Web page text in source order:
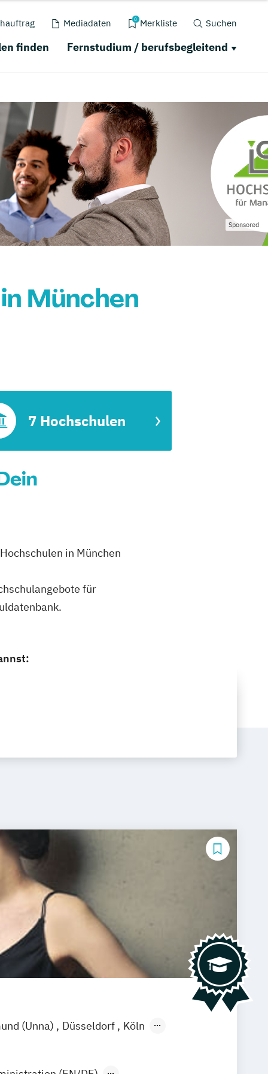
Mediadaten 0 Merkliste Suchen
finden Fernstudium / berufsbegleitend
Sponsored
München
7 Hochschulen
in München
für
(Unna) Düsseldorf Köln